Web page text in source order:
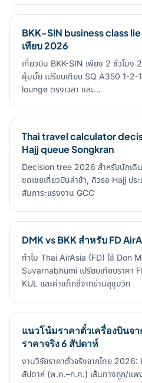
BKK-SIN business class
เทียบ 2026
เที่ยวบิน BKK-SIN เพียง 2 ชั่วโมง
คุ้มมั้ย เปรียบเทียบ SQ A350 1-
lounge ตรงเวลา และ…
Thai travel calculator
Hajj queue Songkran
Decision tree 2026 สำหรับนักเดิน
ชดเชยเที่ยวบินล่าช้า, คิวรอ Hajj ปร
สัมภาระแรงงาน GCC
DMK vs BKK สำหรับ FD
ทำไม Thai AirAsia (FD) ใช้ Don
Suvarnabhumi เปรียบเทียบราคา
KUL และค่าแท็กซี่จากย่านสุขุมวิท
แนวโน้มราคาตั๋วเครื่องบินจ
ราคาจริง 6 สัปดาห์
งานวิจัยราคาตั๋วจริงจากไทย
สัปดาห์ (พ.ค.–ก.ค.) เส้นทางถูก/แ